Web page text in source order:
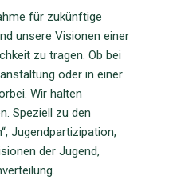
für zukünftige
unsere Visionen einer
zu tragen. Ob bei
oder in einer
Wir halten
Speziell zu den
Jugendpartizipation,
der Jugend,